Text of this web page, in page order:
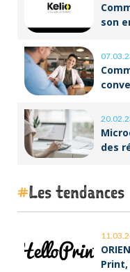
son
des
Les tendances